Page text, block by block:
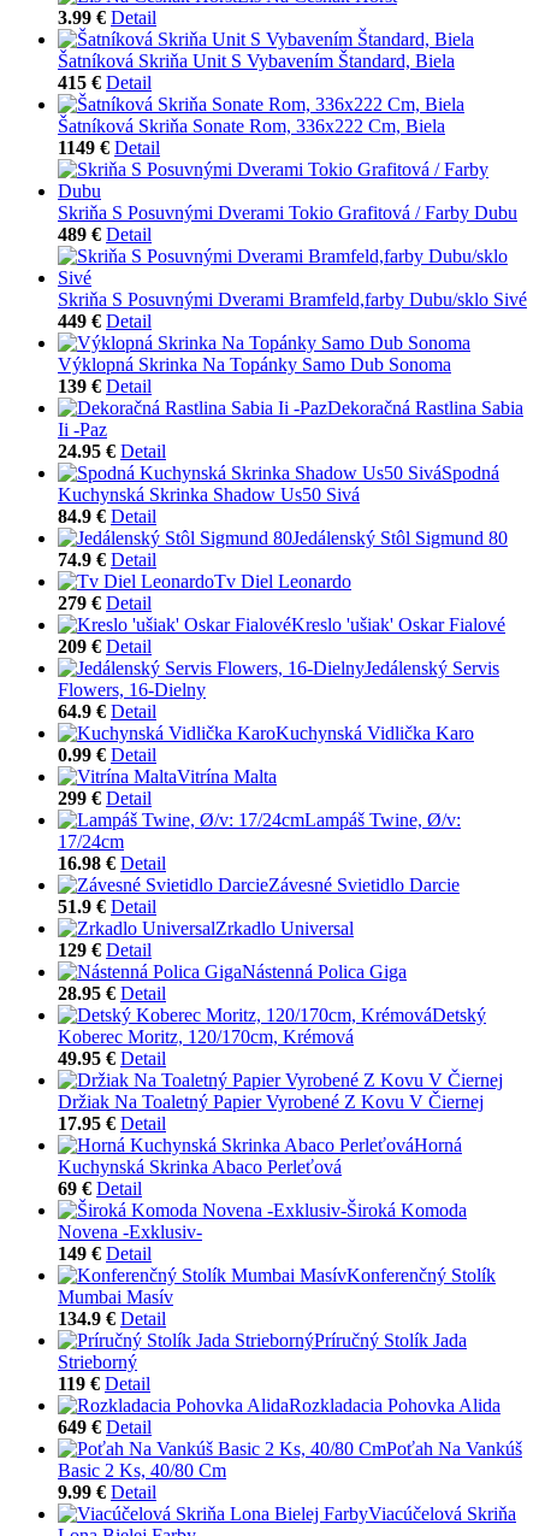
3.99 € Detail
Šatníková Skriňa Unit S Vybavením Štandard, Biela
415 € Detail
Šatníková Skriňa Sonate Rom, 336x222 Cm, Biela
1149 € Detail
Skriňa S Posuvnými Dverami Tokio Grafitová / Farby Dubu
489 € Detail
Skriňa S Posuvnými Dverami Bramfeld,farby Dubu/sklo Sivé
449 € Detail
Výklopná Skrinka Na Topánky Samo Dub Sonoma
139 € Detail
Dekoračná Rastlina Sabia
Ii -Paz
24.95 € Detail
Spodná
Kuchynská Skrinka Shadow Us50 Sivá
84.9 € Detail
Jedálenský Stôl Sigmund 80
74.9 € Detail
Tv Diel Leonardo
279 € Detail
Kreslo 'ušiak' Oskar Fialové
209 € Detail
Jedálenský Servis
Flowers, 16-Dielny
64.9 € Detail
Kuchynská Vidlička Karo
0.99 € Detail
Vitrína Malta
299 € Detail
Lampáš Twine, Ø/v:
17/24cm
16.98 € Detail
Závesné Svietidlo Darcie
51.9 € Detail
Zrkadlo Universal
129 € Detail
Nástenná Polica Giga
28.95 € Detail
Detský
Koberec Moritz, 120/170cm, Krémová
49.95 € Detail
Držiak Na Toaletný Papier Vyrobené Z Kovu V Čiernej
17.95 € Detail
Horná
Kuchynská Skrinka Abaco Perleťová
69 € Detail
Široká Komoda
Novena -Exklusiv-
149 € Detail
Konferenčný Stolík
Mumbai Masív
134.9 € Detail
Príručný Stolík Jada
Strieborný
119 € Detail
Rozkladacia Pohovka Alida
649 € Detail
Poťah Na Vankúš
Basic 2 Ks, 40/80 Cm
9.99 € Detail
Viacúčelová Skriňa